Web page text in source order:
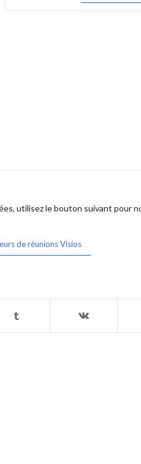
utilisez le bouton suivant pour
de réunions Visios